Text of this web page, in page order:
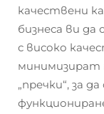
качествени
бизнеса ви
с високо
минимизират
„пречки“, за